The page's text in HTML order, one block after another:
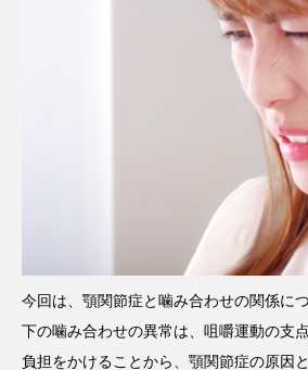
今回は、顎関節症と噛み合わせの関係に
下の噛み合わせの異常は、咀嚼運動の支
負担をかけることから、顎関節症の原因